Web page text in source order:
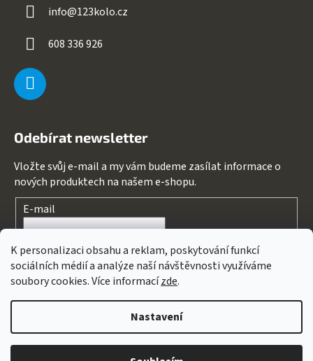
K personalizaci obsahu a reklam, poskytování funkcí
sociálních médií a analýze naší návštěvnosti využíváme
soubory cookies. Více informacízde.
Nastavení
info@123kolo.cz
608 336 926
Odebírat newsletter
Vložte svůj e-mail a my vám budeme zasílat informace o
nových produktech na našem e-shopu.
E-mail
Souhlasím spodmínkami ochrany osobních údajů
PŘIHLÁSIT SE
Vytvořil Shoptet&PekneWeby